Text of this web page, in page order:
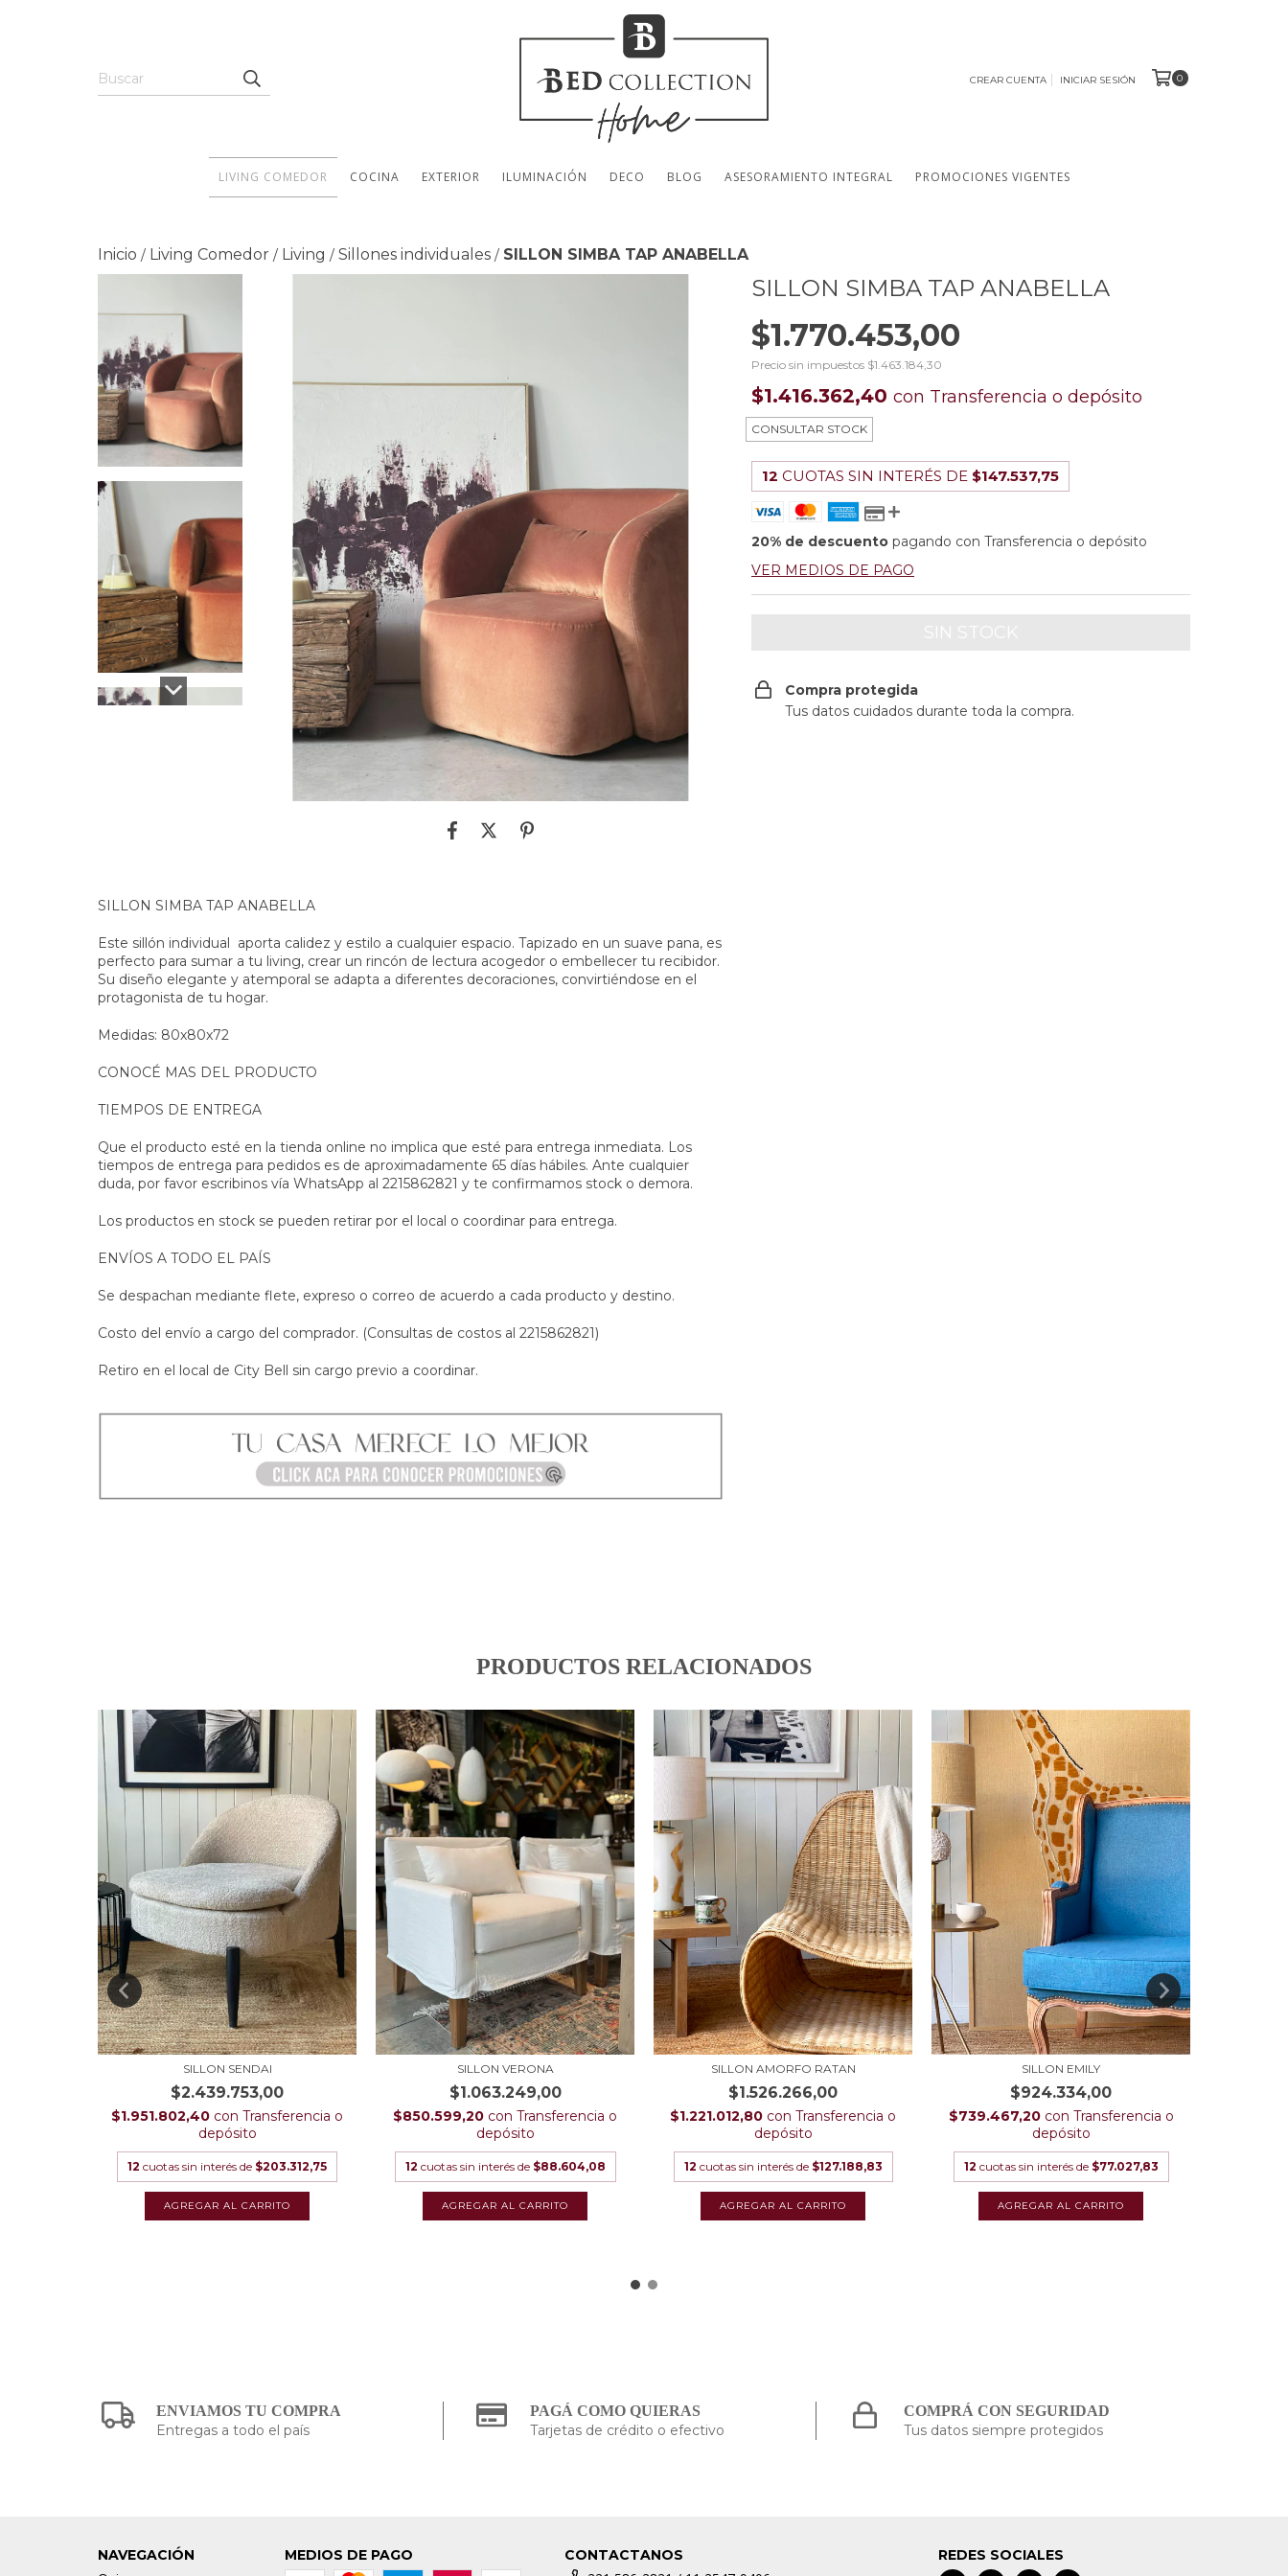
CREAR CUENTA INICIAR SESIÓN 0
LIVING COMEDOR COCINA EXTERIOR ILUMINACIÓN DECO BLOG ASESORAMIENTO INTEGRAL PROMOCIONES VIGENTES
Inicio / Living Comedor / Living / Sillones individuales / SILLON SIMBA TAP ANABELLA
SILLON SIMBA TAP ANABELLA
Este sillón individual aporta calidez y estilo a cualquier espacio. Tapizado en un suave pana, es
perfecto para sumar a tu living, crear un rincón de lectura acogedor o embellecer tu recibidor.
Su diseño elegante y atemporal se adapta a diferentes decoraciones, convirtiéndose en el
protagonista de tu hogar.
Medidas: 80x80x72
CONOCÉ MAS DEL PRODUCTO
TIEMPOS DE ENTREGA
Que el producto esté en la tienda online no implica que esté para entrega inmediata. Los
tiempos de entrega para pedidos es de aproximadamente 65 días hábiles. Ante cualquier
duda, por favor escribinos vía WhatsApp al 2215862821 y te confirmamos stock o demora.
Los productos en stock se pueden retirar por el local o coordinar para entrega.
ENVÍOS A TODO EL PAÍS
Se despachan mediante flete, expreso o correo de acuerdo a cada producto y destino.
Costo del envío a cargo del comprador. (Consultas de costos al 2215862821)
Retiro en el local de City Bell sin cargo previo a coordinar.
SILLON SIMBA TAP ANABELLA
$1.770.453,00
Precio sin impuestos $1.463.184,30
$1.416.362,40con Transferencia o depósito
12 CUOTAS SIN INTERÉS DE $147.537,75
20% de descuento pagando con Transferencia o depósito
VER MEDIOS DE PAGO
Compra protegida
Tus datos cuidados durante toda la compra.
PRODUCTOS RELACIONADOS
SILLON SENDAI
$2.439.753,00
$1.951.802,40 con Transferencia o
depósito
12 cuotas sin interés de $203.312,75
SILLON VERONA
$1.063.249,00
$850.599,20 con Transferencia o
depósito
12 cuotas sin interés de $88.604,08
SILLON AMORFO RATAN
$1.526.266,00
$1.221.012,80 con Transferencia o
depósito
12 cuotas sin interés de $127.188,83
SILLON EMILY
$924.334,00
$739.467,20 con Transferencia o
depósito
12 cuotas sin interés de $77.027,83
ENVIAMOS TU COMPRA
Entregas a todo el país
PAGÁ COMO QUIERAS
Tarjetas de crédito o efectivo
COMPRÁ CON SEGURIDAD
Tus datos siempre protegidos
NAVEGACIÓN MEDIOS DE PAGO CONTACTANOS REDES SOCIALES